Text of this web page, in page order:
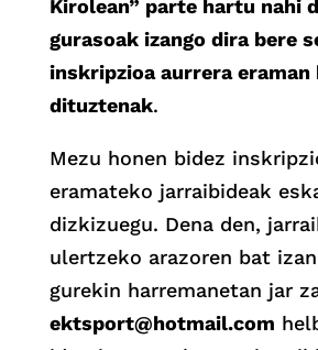
Kirolean” parte hartu nahi
gurasoak izango dira bere
inskripzioa aurrera eraman
dituztenak.
Mezu honen bidez
eramateko jarraibideak
dizkizuegu. Dena den,
ulertzeko arazoren bat
gurekin harremanetan jar
ektsport@hotmail.com